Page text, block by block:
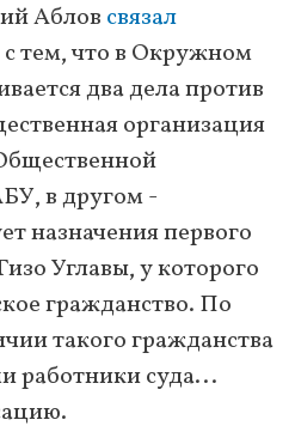
Аблов связал
тем, что в Окружном
два дела против
организация
в другом -
назначения первого
Углавы, у которого
гражданство. По
такого гражданства
работники суда...